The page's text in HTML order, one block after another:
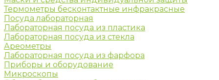
Термометры бесконтактные инфракрасные
Посуда лабораторная
Лабораторная посуда из пластика
Лабораторная посуда из стекла
Ареометры
Лабораторная посуда из фарфора
Приборы и оборудование
Микроскопы